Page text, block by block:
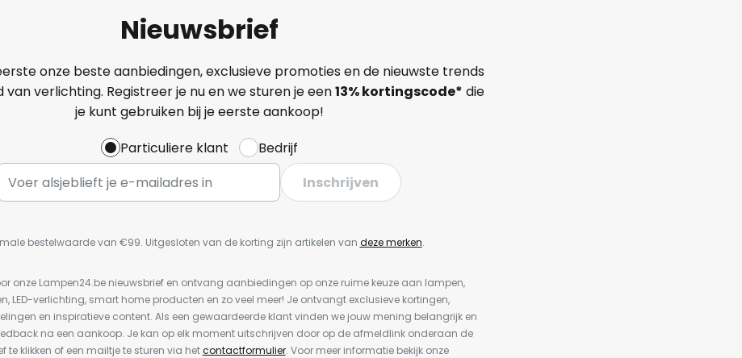
Nieuwsbrief
onze beste aanbiedingen, exclusieve promoties en de nieuwste trends
van verlichting. Registreer je nu en we sturen je een13%kortingscode* die
je kunt gebruiken bij je eerste aankoop!
Particuliere klant
Bedrijf
Inschrijven
bestelwaarde van €99. Uitgesloten van de korting zijn artikelen van deze merken.
onze Lampen24.be nieuwsbrief en ontvang aanbiedingen op onze ruime keuze aan lampen,
LED-verlichting, smart home producten en zo veel meer! Je ontvangt exclusieve kortingen,
en inspiratieve content. Als een gewaardeerde klant vinden we jouw mening belangrijk en
na een aankoop. Je kan op elk moment uitschrijven door op de afmeldlink onderaan de
te klikken of een mailtje te sturen via hetcontactformulier. Voor meer informatie bekijk onze